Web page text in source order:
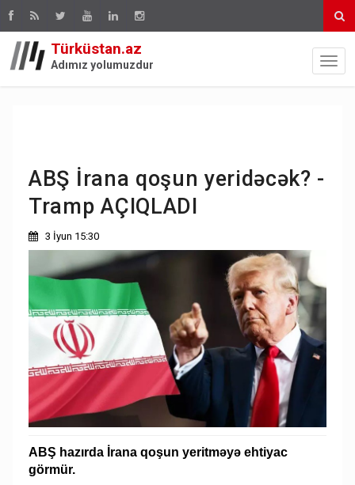
Türküstan.az
Adımız yolumuzdur
ABŞ İrana qoşun yeridəcək? -
Tramp AÇIQLADI
3 İyun 15:30
ABŞ hazırda İrana qoşun yeritməyə ehtiyac
görmür.